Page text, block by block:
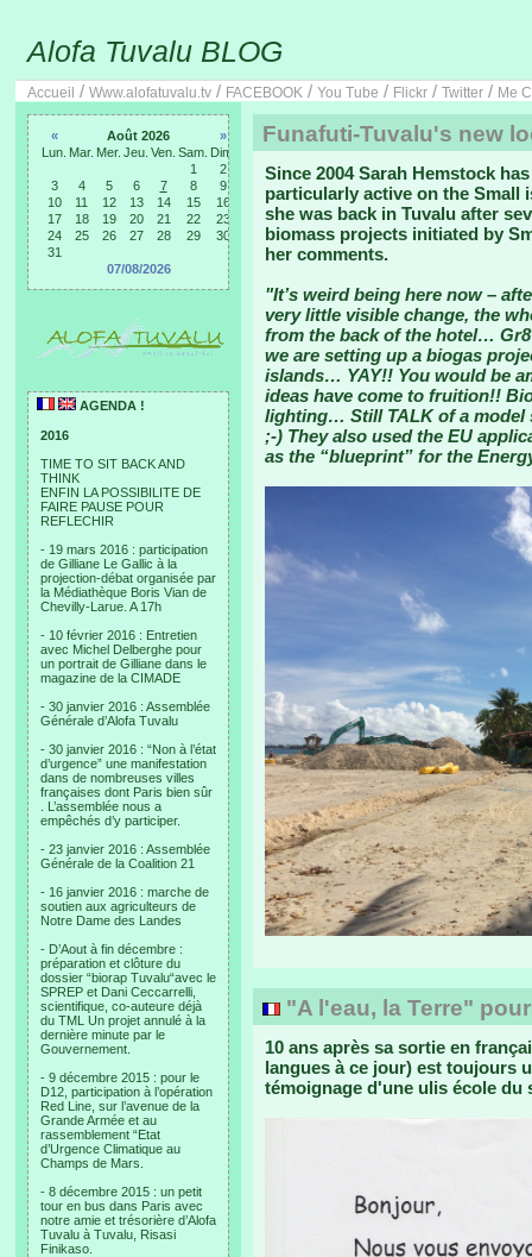
Alofa Tuvalu BLOG
Accueil / Www.alofatuvalu.tv / FACEBOOK / You Tube / Flickr / Twitter / Me
« Août 2026
»
Lun. Mar. Mer. Jeu. Ven. Sam. Dim.
1
2
3
4 5 6 7 8
9
10
11 12 13 14 15
16
17
18 19 20 21 22
23
24
25 26 27 28 29
30
31
07/08/2026
AGENDA !
2016
TIME TO SIT BACK AND
THINK
ENFIN LA POSSIBILITE DE
FAIRE PAUSE POUR
REFLECHIR
- 19 mars 2016 : participation
de Gilliane Le Gallic à la
projection-débat organisée par
la Médiathèque Boris Vian de
Chevilly-Larue. A 17h
- 10 février 2016 : Entretien
avec Michel Delberghe pour
un portrait de Gilliane dans le
magazine de la CIMADE
- 30 janvier 2016 : Assemblée
Générale d’Alofa Tuvalu
- 30 janvier 2016 : “Non à l’état
d’urgence” une manifestation
dans de nombreuses villes
françaises dont Paris bien sûr
. L’assemblée nous a
empêchés d’y participer.
- 23 janvier 2016 : Assemblée
Générale de la Coalition 21
- 16 janvier 2016 : marche de
soutien aux agriculteurs de
Notre Dame des Landes
- D’Aout à fin décembre :
préparation et clôture du
dossier “biorap Tuvalu“avec le
SPREP et Dani Ceccarrelli,
scientifique, co-auteure déjà
du TML Un projet annulé à la
dernière minute par le
Gouvernement.
- 9 décembre 2015 : pour le
D12, participation à l’opération
Red Line, sur l’avenue de la
Grande Armée et au
rassemblement “Etat
d’Urgence Climatique au
Champs de Mars.
- 8 décembre 2015 : un petit
tour en bus dans Paris avec
notre amie et trésorière d’Alofa
Tuvalu à Tuvalu, Risasi
Finikaso.
Funafuti-Tuvalu's new
Since 2004 Sarah Hemstock
particularly active on the Small
she was back in Tuvalu after
biomass projects initiated by
her comments.
"It’s weird being here now –
very little visible change, the
from the back of the hotel…
we are setting up a biogas
islands… YAY!! You would be
ideas have come to fruition!!
lighting… Still TALK of a model
;-) They also used the EU
as the “blueprint” for the
"A l'eau, la Terre"
10 ans après sa sortie en
langues à ce jour) est toujours
témoignage d'une ulis école du